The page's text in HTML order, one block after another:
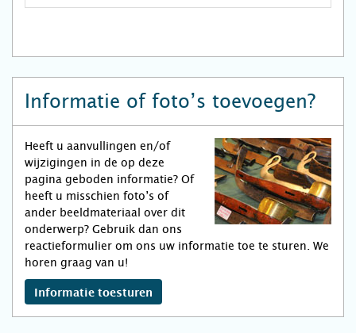
Informatie of foto’s toevoegen?
Heeft u aanvullingen en/of
wijzigingen in de op deze
pagina geboden informatie? Of
heeft u misschien foto’s of
ander beeldmateriaal over dit
onderwerp? Gebruik dan ons
reactieformulier om ons uw informatie toe te sturen. We
horen graag van u!
Informatie toesturen